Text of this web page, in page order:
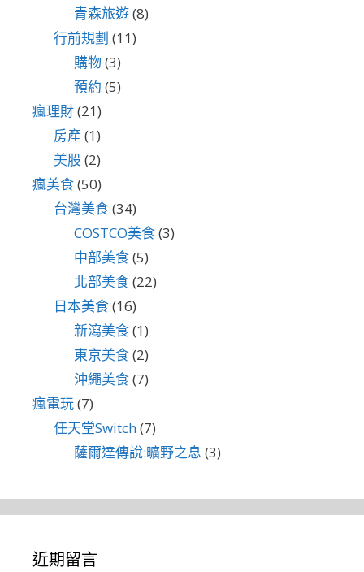
青森旅遊(8)
行前規劃 (11)
購物(3)
預約 (5)
瘋理財(21)
房產 (1)
美股(2)
瘋美食(50)
台灣美食(34)
COSTCO美食(3)
中部美食(5)
北部美食(22)
日本美食(16)
新瀉美食(1)
東京美食(2)
沖繩美食(7)
瘋電玩(7)
任天堂Switch(7)
薩爾達傳說:曠野之息 (3)
近期留言